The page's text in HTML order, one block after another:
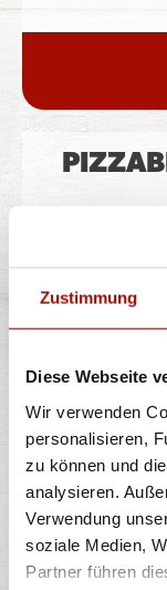
Zustimmung
Diese Webseite
Wir verwenden
personalisieren,
zu können und
analysieren.
Verwendung
soziale Medien,
Partner führen
Pizzateig,
Pizzateig,